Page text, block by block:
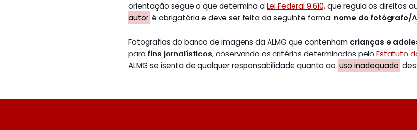
orientação segue o que determina aLei Federal 9.610,que regula os direitos
autor é obrigatória e deve ser feita da seguinte forma: nome do fotógrafo/
Fotografias do banco de imagens da ALMG que contenham crianças e
para fins jornalísticos, observando os critérios determinados pelo Estatuto
ALMG se isenta de qualquer responsabilidade quanto ao uso inadequado